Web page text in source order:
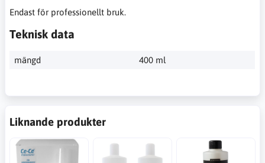
Endast för professionellt bruk.
Teknisk data
mängd 400 ml
Liknande produkter